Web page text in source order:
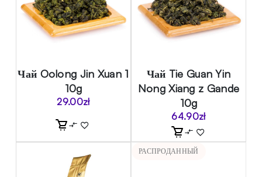
Чай Oolong Jin Xuan 1
10g
29.00zł
Чай Tie Guan Yin
Nong Xiang z Gande
10g
64.90zł
РАСПРОДАННЫЙ